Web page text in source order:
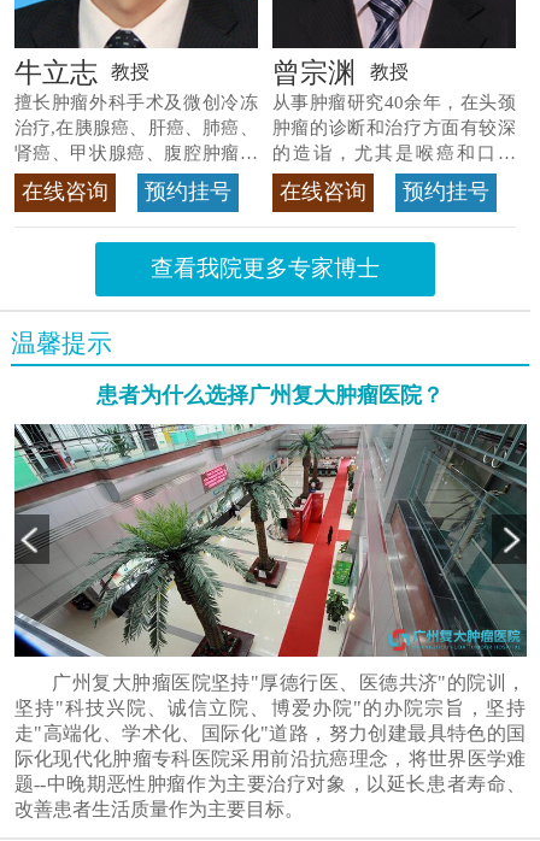
牛立志 教授
擅长肿瘤外科手术及微创冷冻
治疗,在胰腺癌、肝癌、肺癌、
肾癌、甲状腺癌、腹腔肿瘤等
>>查看专家详情
在线咨询 预约挂号
曾宗渊 教授
从事肿瘤研究40余年，在头颈
肿瘤的诊断和治疗方面有较深
的造诣，尤其是喉癌和口腔
癌，迄今仍是广东喉癌单病种
首席专家 >>查看专家详情
在线咨询 预约挂号
查看我院更多专家博士
温馨提示
患者为什么选择广州复大肿瘤医院？
广州复大肿瘤医院坚持"厚德行医、医德共济"的院训，
坚持"科技兴院、诚信立院、博爱办院"的办院宗旨，坚持
走"高端化、学术化、国际化"道路，努力创建最具特色的国
际化现代化肿瘤专科医院采用前沿抗癌理念，将世界医学难
题--中晚期恶性肿瘤作为主要治疗对象，以延长患者寿命、
改善患者生活质量作为主要目标。